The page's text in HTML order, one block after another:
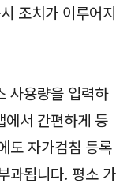
조치가 이루어지
사용량을 입력하
에서 간편하게 등
도 자가검침 등록
과됩니다. 평소 가